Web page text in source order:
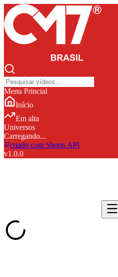
Menu Princial
Início
Em alta
Universos
Carregando...
criado com Shorts API
v1.0.0